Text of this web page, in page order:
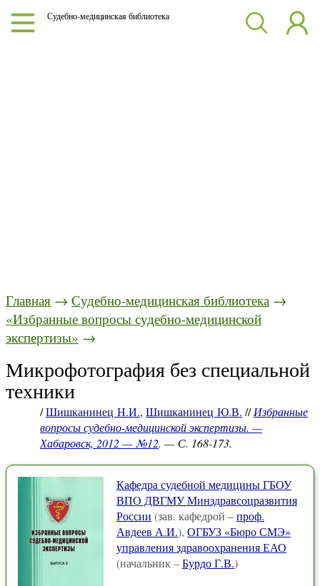
Судебно-медицинская библиотека
Главная → Судебно-медицинская библиотека →
«Избранные вопросы судебно-медицинской
экспертизы» →
Микрофотография без специальной
техники
/Шишканинец Н.И., Шишканинец Ю.В. //Избранные
вопросы судебно-медицинской экспертизы. —
Хабаровск, 2012 — №12. — С. 168-173.
Кафедра судебной медицины ГБОУ
ВПО ДВГМУ Минздравсоцразвития
России (зав. кафедрой –проф.
Авдеев А.И.), ОГБУЗ «Бюро СМЭ»
управления здравоохранения ЕАО
(начальник –Бурдо Г.В.)